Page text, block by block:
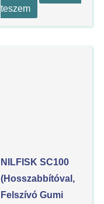
teszem
NILFISK SC100
(hosszabbítóval,
Felszívó Gumi